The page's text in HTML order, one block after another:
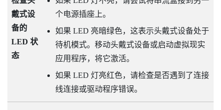
戴式设
备的
LED 状
态
个电源插座上。
如果 LED 亮暗绿色，这表示头戴式设备处于
待机模式。移动头戴式设备或启动虚拟现实
应用程序，将它激活。
如果 LED 灯亮红色，请检查是否遇到了连接
线连接或驱动程序错误。